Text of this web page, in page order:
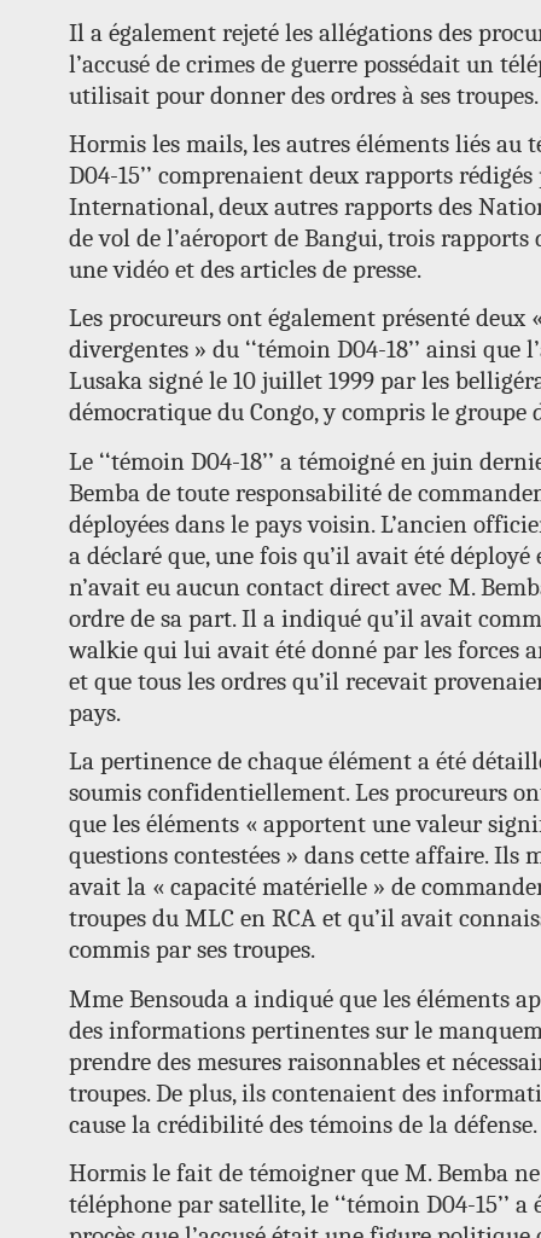
Il a également rejeté les allégations des
l’accusé de crimes de guerre possédait un
utilisait pour donner des ordres à ses troupes.
Hormis les mails, les autres éléments liés au
D04-15’’ comprenaient deux rapports
International, deux autres rapports des
de vol de l’aéroport de Bangui, trois rapports
une vidéo et des articles de presse.
Les procureurs ont également présenté deux
divergentes » du ‘‘témoin D04-18’’ ainsi que
Lusaka signé le 10 juillet 1999 par les
démocratique du Congo, y compris le groupe
Le ‘‘témoin D04-18’’ a témoigné en juin
Bemba de toute responsabilité de
déployées dans le pays voisin. L’ancien
a déclaré que, une fois qu’il avait été déployé
n’avait eu aucun contact direct avec M.
ordre de sa part. Il a indiqué qu’il avait
walkie qui lui avait été donné par les forces
et que tous les ordres qu’il recevait
pays.
La pertinence de chaque élément a été
soumis confidentiellement. Les procureurs
que les éléments « apportent une valeur
questions contestées » dans cette affaire. Ils
avait la « capacité matérielle » de
troupes du MLC en RCA et qu’il avait
commis par ses troupes.
Mme Bensouda a indiqué que les éléments
des informations pertinentes sur le
prendre des mesures raisonnables et
troupes. De plus, ils contenaient des
cause la crédibilité des témoins de la défense.
Hormis le fait de témoigner que M. Bemba
téléphone par satellite, le ‘‘témoin D04-15’’